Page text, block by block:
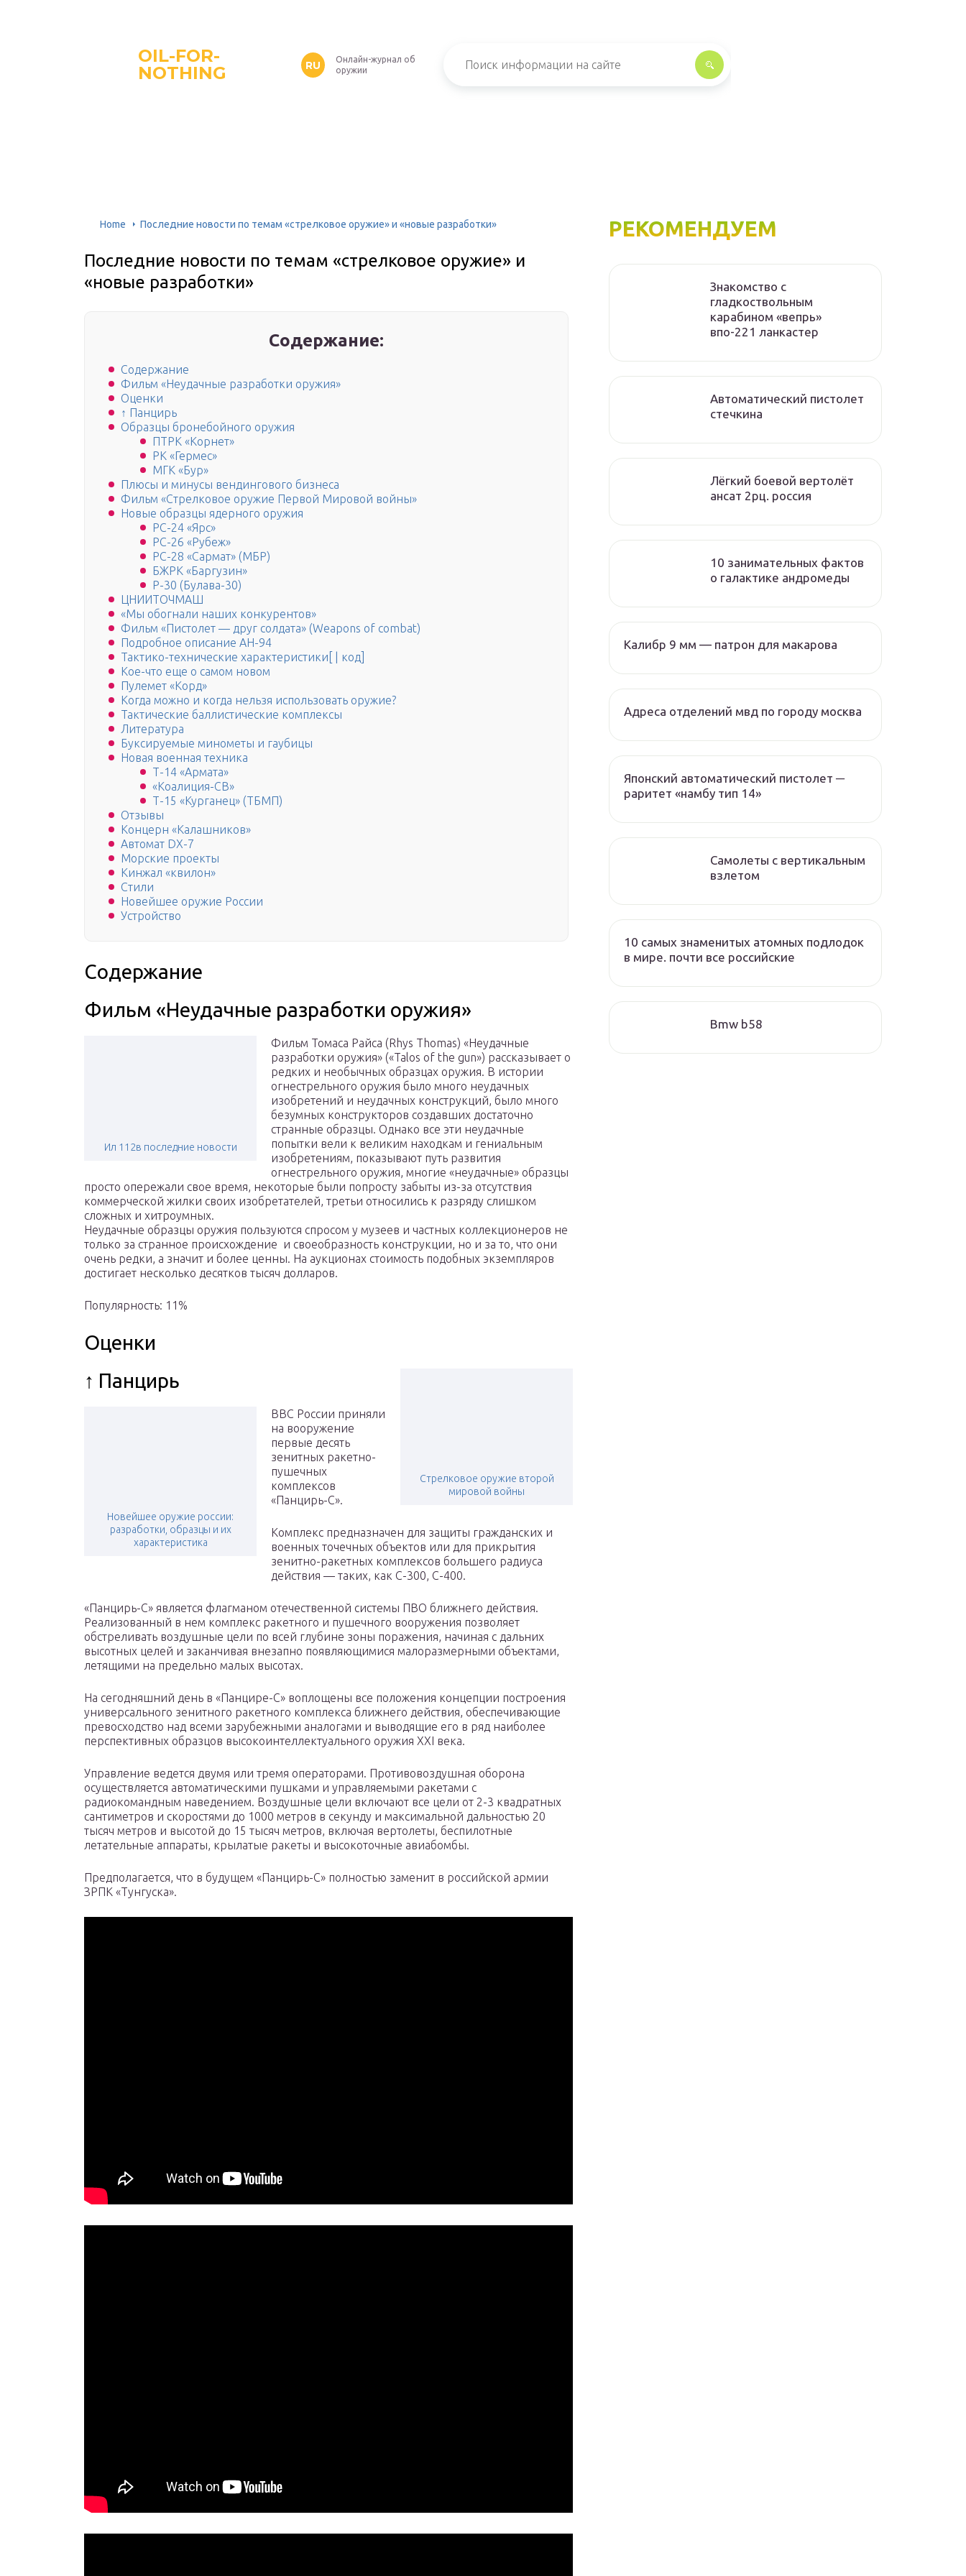
OIL-FOR-
NOTHING
RU
Онлайн-журнал об
оружии
Home Последние новости по темам «стрелковое оружие» и «новые разработки»
Последние новости по темам «стрелковое оружие» и
«новые разработки»
Содержание:
Содержание
Фильм «Неудачные разработки оружия»
Оценки
↑ Панцирь
Образцы бронебойного оружия
ПТРК «Корнет»
РК «Гермес»
МГК «Бур»
Плюсы и минусы вендингового бизнеса
Фильм «Стрелковое оружие Первой Мировой войны»
Новые образцы ядерного оружия
РС-24 «Ярс»
РС-26 «Рубеж»
РС-28 «Сармат» (МБР)
БЖРК «Баргузин»
Р-30 (Булава-30)
ЦНИИТОЧМАШ
«Мы обогнали наших конкурентов»
Фильм «Пистолет — друг солдата» (Weapons of combat)
Подробное описание АН-94
Тактико-технические характеристики[ | код]
Кое-что еще о самом новом
Пулемет «Корд»
Когда можно и когда нельзя использовать оружие?
Тактические баллистические комплексы
Литература
Буксируемые минометы и гаубицы
Новая военная техника
Т-14 «Армата»
«Коалиция-СВ»
Т-15 «Курганец» (ТБМП)
Отзывы
Концерн «Калашников»
Автомат DX-7
Морские проекты
Кинжал «квилон»
Стили
Новейшее оружие России
Устройство
Содержание
Фильм «Неудачные разработки оружия»
Ил 112в последние новости
Фильм Томаса Райса (Rhys Thomas) «Неудачные
разработки оружия» («Talos of the gun») рассказывает о
редких и необычных образцах оружия. В истории
огнестрельного оружия было много неудачных
изобретений и неудачных конструкций, было много
безумных конструкторов создавших достаточно
странные образцы. Однако все эти неудачные
попытки вели к великим находкам и гениальным
изобретениям, показывают путь развития
огнестрельного оружия, многие «неудачные» образцы
просто опережали свое время, некоторые были попросту забыты из-за отсутствия
коммерческой жилки своих изобретателей, третьи относились к разряду слишком
сложных и хитроумных.
Неудачные образцы оружия пользуются спросом у музеев и частных коллекционеров не
только за странное происхождение и своеобразность конструкции, но и за то, что они
очень редки, а значит и более ценны. На аукционах стоимость подобных экземпляров
достигает несколько десятков тысяч долларов.
Популярность: 11%
Оценки
Стрелковое оружие второй
мировой войны
↑ Панцирь
Новейшее оружие россии:
разработки, образцы и их
характеристика
ВВС России приняли
на вооружение
первые десять
зенитных ракетно-
пушечных
комплексов
«Панцирь-С».
Комплекс предназначен для защиты гражданских и
военных точечных объектов или для прикрытия
зенитно-ракетных комплексов большего радиуса
действия — таких, как С-300, С-400.
«Панцирь-С» является флагманом отечественной системы ПВО ближнего действия.
Реализованный в нем комплекс ракетного и пушечного вооружения позволяет
обстреливать воздушные цели по всей глубине зоны поражения, начиная с дальних
высотных целей и заканчивая внезапно появляющимися малоразмерными объектами,
летящими на предельно малых высотах.
На сегодняшний день в «Панцире-С» воплощены все положения концепции построения
универсального зенитного ракетного комплекса ближнего действия, обеспечивающие
превосходство над всеми зарубежными аналогами и выводящие его в ряд наиболее
перспективных образцов высокоинтеллектуального оружия XXI века.
Управление ведется двумя или тремя операторами. Противовоздушная оборона
осуществляется автоматическими пушками и управляемыми ракетами с
радиокомандным наведением. Воздушные цели включают все цели от 2-3 квадратных
сантиметров и скоростями до 1000 метров в секунду и максимальной дальностью 20
тысяч метров и высотой до 15 тысяч метров, включая вертолеты, беспилотные
летательные аппараты, крылатые ракеты и высокоточные авиабомбы.
Предполагается, что в будущем «Панцирь-С» полностью заменит в российской армии
ЗРПК «Тунгуска».
РЕКОМЕНДУЕМ
Знакомство с
гладкоствольным
карабином «вепрь»
впо-221 ланкастер
Автоматический пистолет
стечкина
Лёгкий боевой вертолёт
ансат 2рц. россия
10 занимательных фактов
о галактике андромеды
Калибр 9 мм — патрон для макарова
Адреса отделений мвд по городу москва
Японский автоматический пистолет ─
раритет «намбу тип 14»
Самолеты с вертикальным
взлетом
10 самых знаменитых атомных подлодок
в мире. почти все российские
Bmw b58